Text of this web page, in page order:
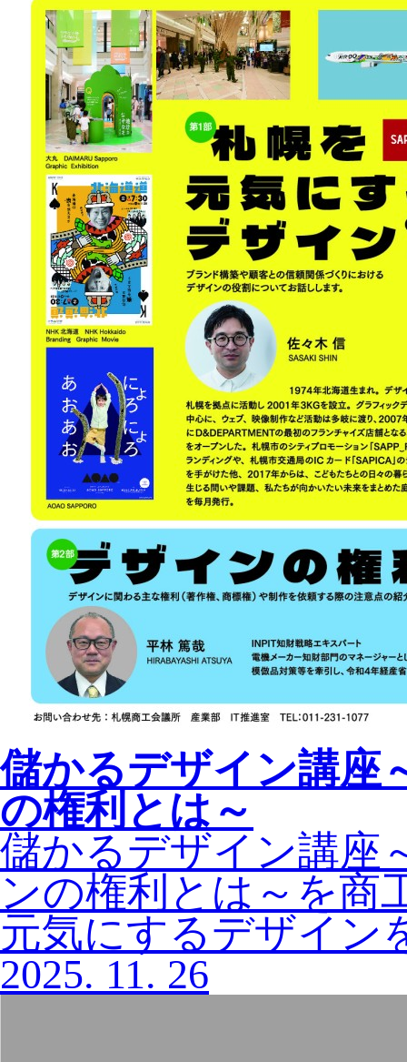
儲かるデザイン講座
の権利とは～
儲かるデザイン講座
ンの権利とは～を商
元気にするデザイン
2025. 11. 26